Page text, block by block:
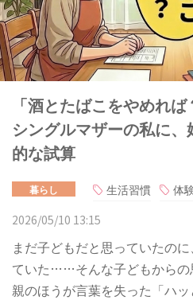
「酒とたばこをやめれ
シングルマザーの私に
的な試算
暮らし 生活習慣 体
2026/05/10 13:15
まだ子どもだと思っていたの
ていた……そんな子どもからの
親のほうが言葉を失った「ハ